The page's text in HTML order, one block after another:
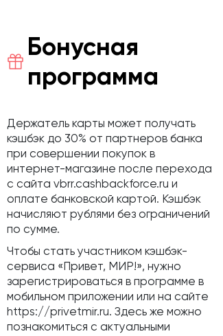
Бонусная
программа
Держатель карты может получать
кэшбэк до 30% от партнеров банка
при совершении покупок в
интернет-магазине после перехода
с сайта vbrr.cashbackforce.ru и
оплате банковской картой. Кэшбэк
начисляют рублями без ограничений
по сумме.
Чтобы стать участником кэшбэк-
сервиса «Привет, МИР!», нужно
зарегистрироваться в программе в
мобильном приложении или на сайте
https://privetmir.ru. Здесь же можно
познакомиться с актуальными